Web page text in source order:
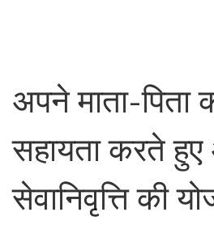
अपने माता-पिता
सहायता करते हुए
सेवानिवृत्ति की